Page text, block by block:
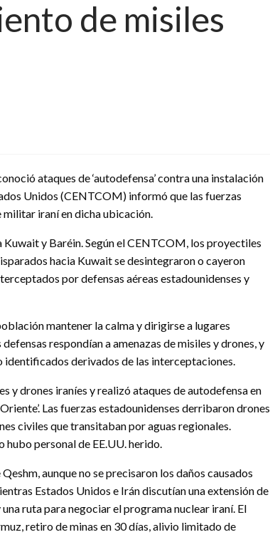
de misiles
ataques de ‘autodefensa’ contra una instalación
Unidos (CENTCOM) informó que las fuerzas
iraní en dicha ubicación.
y Baréin. Según el CENTCOM, los proyectiles
hacia Kuwait se desintegraron o cayeron
por defensas aéreas estadounidenses y
mantener la calma y dirigirse a lugares
respondían a amenazas de misiles y drones, y
derivados de las interceptaciones.
y drones iraníes y realizó ataques de autodefensa en
Las fuerzas estadounidenses derribaron drones
civiles que transitaban por aguas regionales.
personal de EE.UU. herido.
aunque no se precisaron los daños causados
Estados Unidos e Irán discutían una extensión de
ruta para negociar el programa nuclear iraní. El
retiro de minas en 30 días, alivio limitado de